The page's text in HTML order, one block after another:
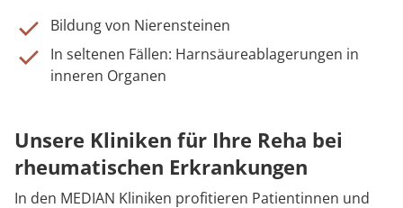
Bildung von Nierensteinen
In seltenen Fällen: Harnsäureablagerungen in
inneren Organen
Unsere Kliniken für Ihre Reha bei
rheumatischen Erkrankungen
In den MEDIAN Kliniken profitieren Patientinnen und